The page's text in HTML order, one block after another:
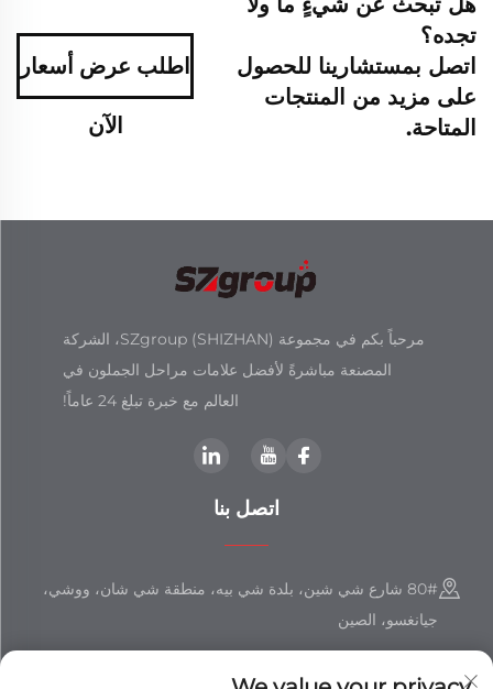
تجده؟
اتصل بمستشارينا للحصول
على مزيد من المنتجات
المتاحة.
اطلب عرض أسعار
الآن
مرحباً بكم في مجموعة SZgroup (SHIZHAN)، الشركة
المصنعة مباشرةً لأفضل علامات مراحل الجملون في
العالم مع خبرة تبلغ 24 عاماً!
اتصل بنا
80# شارع شي شين، بلدة شي بيه، منطقة شي شان، ووشي،
جيانغسو، الصين